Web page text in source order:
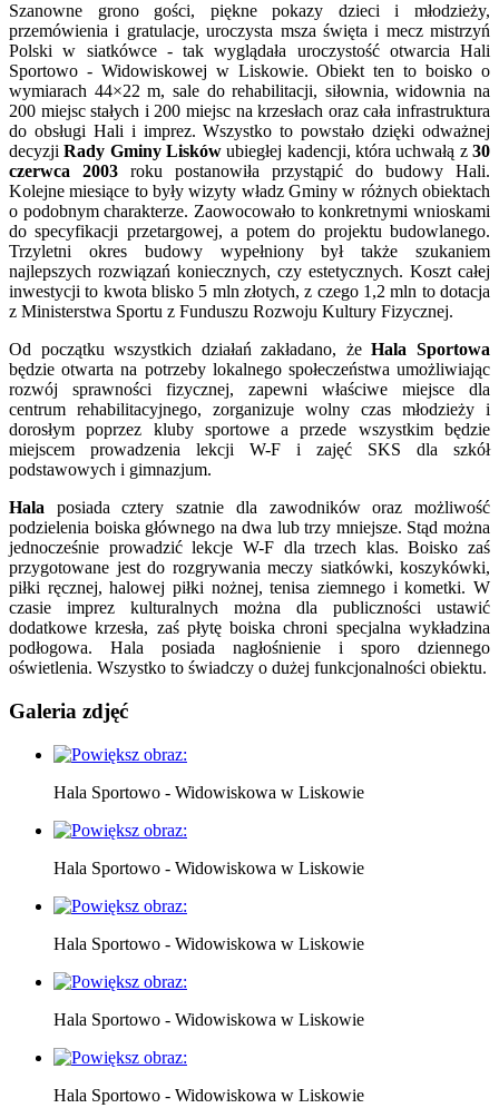
Szanowne grono gości, piękne pokazy dzieci i młodzieży,
przemówienia i gratulacje, uroczysta msza święta i mecz mistrzyń
Polski w siatkówce - tak wyglądała uroczystość otwarcia Hali
Sportowo - Widowiskowej w Liskowie. Obiekt ten to boisko o
wymiarach 44×22 m, sale do rehabilitacji, siłownia, widownia na
200 miejsc stałych i 200 miejsc na krzesłach oraz cała infrastruktura
do obsługi Hali i imprez. Wszystko to powstało dzięki odważnej
decyzjiRady Gminy Lisków ubiegłej kadencji, która uchwałą z30
czerwca 2003 roku postanowiła przystąpić do budowy Hali.
Kolejne miesiące to były wizyty władz Gminy w różnych obiektach
o podobnym charakterze. Zaowocowało to konkretnymi wnioskami
do specyfikacji przetargowej, a potem do projektu budowlanego.
Trzyletni okres budowy wypełniony był także szukaniem
najlepszych rozwiązań koniecznych, czy estetycznych. Koszt całej
inwestycji to kwota blisko 5 mln złotych, z czego 1,2 mln to dotacja
z Ministerstwa Sportu z Funduszu Rozwoju Kultury Fizycznej.
Od początku wszystkich działań zakładano, żeHala Sportowa
będzie otwarta na potrzeby lokalnego społeczeństwa umożliwiając
rozwój sprawności fizycznej, zapewni właściwe miejsce dla
centrum rehabilitacyjnego, zorganizuje wolny czas młodzieży i
dorosłym poprzez kluby sportowe a przede wszystkim będzie
miejscem prowadzenia lekcji W-F i zajęć SKS dla szkół
podstawowych i gimnazjum.
Hala posiada cztery szatnie dla zawodników oraz możliwość
podzielenia boiska głównego na dwa lub trzy mniejsze. Stąd można
jednocześnie prowadzić lekcje W-F dla trzech klas. Boisko zaś
przygotowane jest do rozgrywania meczy siatkówki, koszykówki,
piłki ręcznej, halowej piłki nożnej, tenisa ziemnego i kometki. W
czasie imprez kulturalnych można dla publiczności ustawić
dodatkowe krzesła, zaś płytę boiska chroni specjalna wykładzina
podłogowa. Hala posiada nagłośnienie i sporo dziennego
oświetlenia. Wszystko to świadczy o dużej funkcjonalności obiektu.
Galeria zdjęć
Hala Sportowo - Widowiskowa w Liskowie
Hala Sportowo - Widowiskowa w Liskowie
Hala Sportowo - Widowiskowa w Liskowie
Hala Sportowo - Widowiskowa w Liskowie
Hala Sportowo - Widowiskowa w Liskowie